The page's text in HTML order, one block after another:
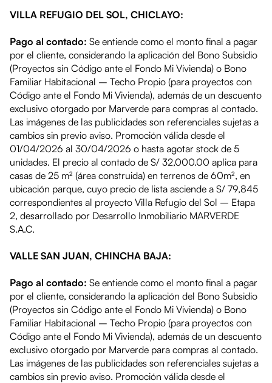
VILLA REFUGIO DEL SOL, CHICLAYO:
Pago al contado: Se entiende como el monto final a pagar
por el cliente, considerando la aplicación del Bono Subsidio
(Proyectos sin Código ante el Fondo Mi Vivienda) o Bono
Familiar Habitacional – Techo Propio (para proyectos con
Código ante el Fondo Mi Vivienda), además de un descuento
exclusivo otorgado por Marverde para compras al contado.
Las imágenes de las publicidades son referenciales sujetas a
cambios sin previo aviso. Promoción válida desde el
01/04/2026 al 30/04/2026 o hasta agotar stock de 5
unidades. El precio al contado de S/ 32,000.00 aplica para
casas de 25 m² (área construida) en terrenos de 60m², en
ubicación parque, cuyo precio de lista asciende a S/ 79,845
correspondientes al proyecto Villa Refugio del Sol – Etapa
2, desarrollado por Desarrollo Inmobiliario MARVERDE
S.A.C.
VALLE SAN JUAN, CHINCHA BAJA:
Pago al contado: Se entiende como el monto final a pagar
por el cliente, considerando la aplicación del Bono Subsidio
(Proyectos sin Código ante el Fondo Mi Vivienda) o Bono
Familiar Habitacional – Techo Propio (para proyectos con
Código ante el Fondo Mi Vivienda), además de un descuento
exclusivo otorgado por Marverde para compras al contado.
Las imágenes de las publicidades son referenciales sujetas a
cambios sin previo aviso. Promoción válida desde el